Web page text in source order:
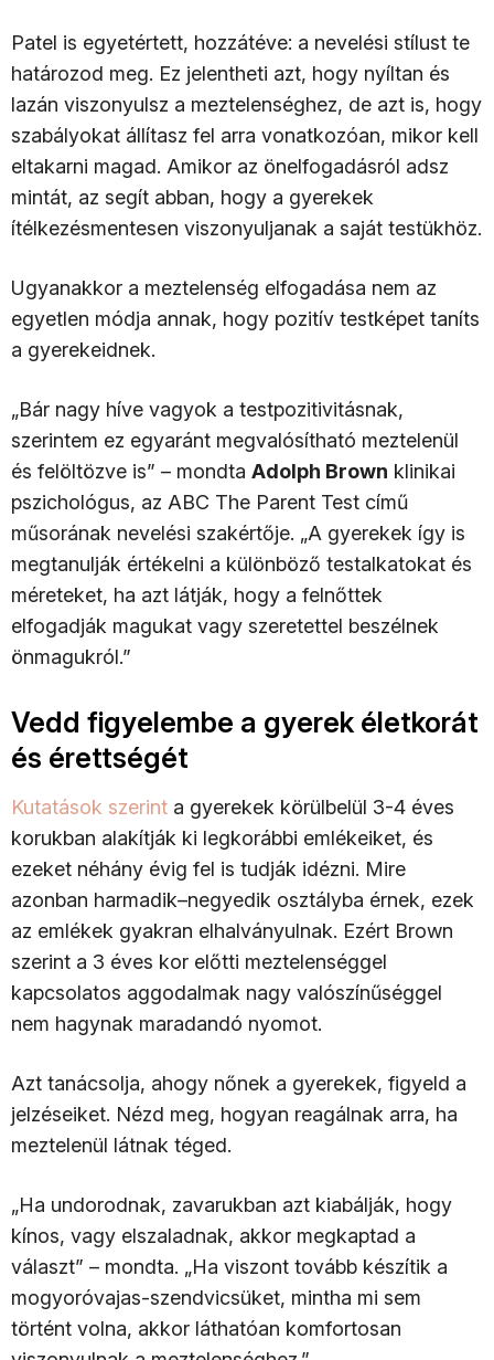
Patel is egyetértett, hozzátéve: a nevelési stílust te
határozod meg. Ez jelentheti azt, hogy nyíltan és
lazán viszonyulsz a meztelenséghez, de azt is, hogy
szabályokat állítasz fel arra vonatkozóan, mikor kell
eltakarni magad. Amikor az önelfogadásról adsz
mintát, az segít abban, hogy a gyerekek
ítélkezésmentesen viszonyuljanak a saját testükhöz.
Ugyanakkor a meztelenség elfogadása nem az
egyetlen módja annak, hogy pozitív testképet taníts
a gyerekeidnek.
„Bár nagy híve vagyok a testpozitivitásnak,
szerintem ez egyaránt megvalósítható meztelenül
és felöltözve is” – mondta Adolph Brown klinikai
pszichológus, az ABC The Parent Test című
műsorának nevelési szakértője. „A gyerekek így is
megtanulják értékelni a különböző testalkatokat és
méreteket, ha azt látják, hogy a felnőttek
elfogadják magukat vagy szeretettel beszélnek
önmagukról.”
Vedd figyelembe a gyerek életkorát
és érettségét
Kutatások szerint a gyerekek körülbelül 3-4 éves
korukban alakítják ki legkorábbi emlékeiket, és
ezeket néhány évig fel is tudják idézni. Mire
azonban harmadik–negyedik osztályba érnek, ezek
az emlékek gyakran elhalványulnak. Ezért Brown
szerint a 3 éves kor előtti meztelenséggel
kapcsolatos aggodalmak nagy valószínűséggel
nem hagynak maradandó nyomot.
Azt tanácsolja, ahogy nőnek a gyerekek, figyeld a
jelzéseiket. Nézd meg, hogyan reagálnak arra, ha
meztelenül látnak téged.
„Ha undorodnak, zavarukban azt kiabálják, hogy
kínos, vagy elszaladnak, akkor megkaptad a
választ” – mondta. „Ha viszont tovább készítik a
mogyoróvajas-szendvicsüket, mintha mi sem
történt volna, akkor láthatóan komfortosan